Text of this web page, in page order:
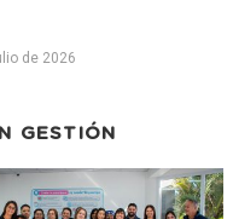
de 2026
GESTIÓN